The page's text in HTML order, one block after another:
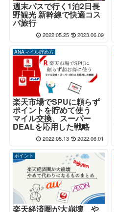
週末パスで行く1泊2日長
野観光 新幹線で快適コス
パ旅行
2022.05.25 2023.06.09
ANAマイル貯め方
楽天市場でSPUに頼らず
ポイントを貯めて使う
マイル交換、スーパー
DEALを応用した戦略
2022.05.13 2022.06.01
ポイント
楽天経済圏が大崩壊 や